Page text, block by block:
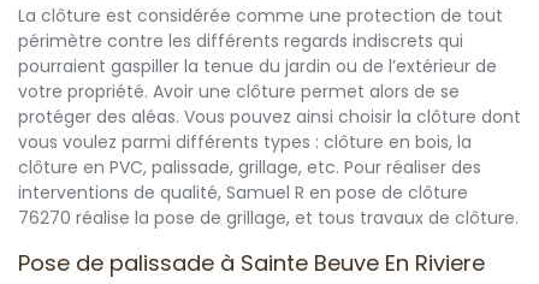
La clôture est considérée comme une protection de tout
périmètre contre les différents regards indiscrets qui
pourraient gaspiller la tenue du jardin ou de l’extérieur de
votre propriété. Avoir une clôture permet alors de se
protéger des aléas. Vous pouvez ainsi choisir la clôture dont
vous voulez parmi différents types : clôture en bois, la
clôture en PVC, palissade, grillage, etc. Pour réaliser des
interventions de qualité, Samuel R en pose de clôture
76270 réalise la pose de grillage, et tous travaux de clôture.
Pose de palissade à Sainte Beuve En Riviere